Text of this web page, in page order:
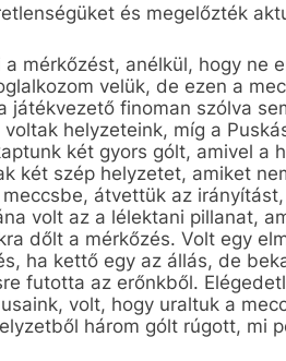
és megelőzték
mérkőzést, anélkül, hogy ne
velük, de ezen a
játékvezető finoman szólva
helyzeteink, míg a
két gyors gólt, amivel a
két szép helyzetet, amiket
átvettük az
volt az a lélektani pillanat,
dőlt a mérkőzés. Volt egy
ha kettő egy az állás, de
futotta az erőnkből.
volt, hogy uraltuk a
három gólt rúgott, mi